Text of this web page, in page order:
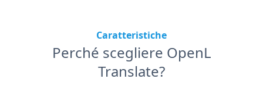
Caratteristiche
Perché scegliere OpenL
Translate?